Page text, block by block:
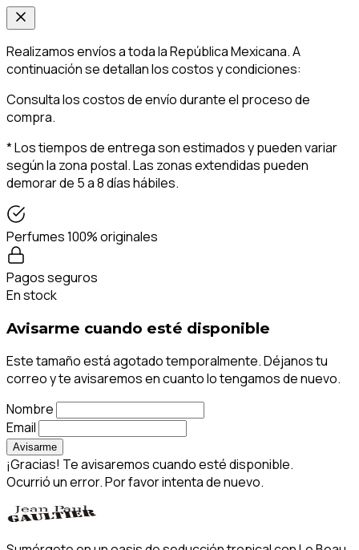
Realizamos envíos a toda la República Mexicana. A
continuación se detallan los costos y condiciones:
Consulta los costos de envío durante el proceso de
compra.
* Los tiempos de entrega son estimados y pueden variar
según la zona postal. Las zonas extendidas pueden
demorar de 5 a 8 días hábiles.
Perfumes 100% originales
Pagos seguros
En stock
Avisarme cuando esté disponible
Este tamaño está agotado temporalmente. Déjanos tu
correo y te avisaremos en cuanto lo tengamos de nuevo.
Nombre
Email
Avisarme
¡Gracias! Te avisaremos cuando esté disponible.
Ocurrió un error. Por favor intenta de nuevo.